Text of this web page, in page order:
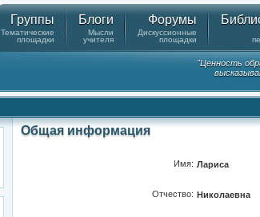
Группы
Тематические
площадки
Блоги
Мысли
учителя
Форумы
Дискуссионные
площадки
"Ценность
Общая информация
Имя: Лариса
Отчество: Николаевна